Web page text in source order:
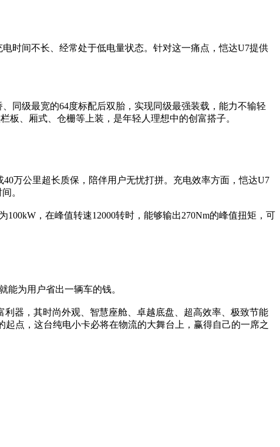
时间不长、经常处于低电量状态。针对这一痛点，恺达U7提供
同级最宽的64度标配后双胎，实现同级最强装载，能力不输轻
板、厢式、仓栅等上装，是年轻人理想中的创富搭子。
万公里超长质保，陪伴用户无忧打拼。充电效率方面，恺达U7
。
，在峰值转速12000转时，能够输出270Nm的峰值扭矩，可
能为用户省出一辆车的钱。
器，其时尚外观、智慧座舱、卓越底盘、超高效率、极致节能
点，这台纯电小卡必将在物流的大舞台上，赢得自己的一席之